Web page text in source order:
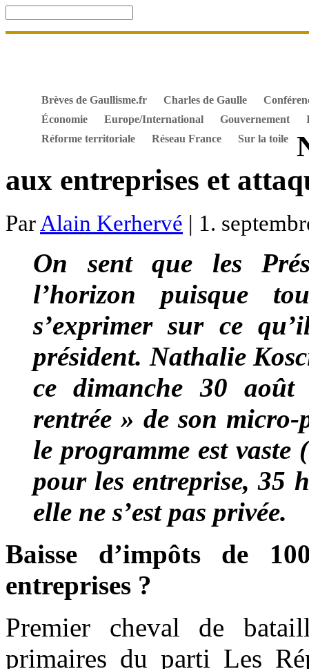
Brèves de Gaullisme.fr
Charles de Gaulle
Économie
Europe/International Gouvernement
Réforme territoriale
Réseau France Sur la toile
aux entreprises et
Par Alain Kerhervé | 1.
On sent que les
l’horizon puisque
s’exprimer sur ce
président. Nathalie
ce dimanche 30
rentrée » de son
le programme est
pour les entreprise, 35
elle ne s’est pas privée.
Baisse d’impôts de
entreprises ?
Premier cheval de
primaires du parti Les